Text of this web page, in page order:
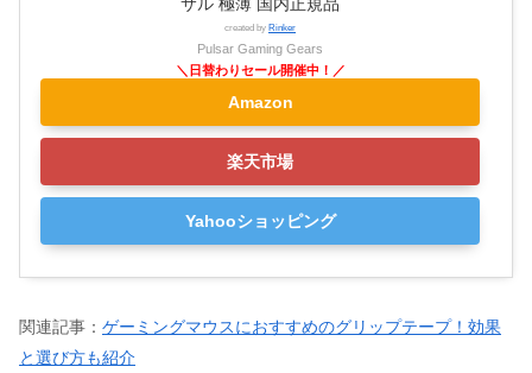
created by Rinker
Pulsar Gaming Gears
Amazon
楽天市場
Yahooショッピング
関連記事： ゲーミングマウスにおすすめのグリップテープ！効果
と選び方も紹介